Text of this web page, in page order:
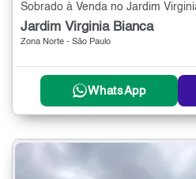
Jardim Virginia Bianca
Zona Norte - São Paulo
WhatsApp